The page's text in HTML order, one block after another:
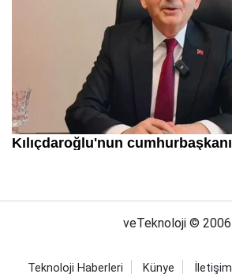
veTeknoloji © 2006
Teknoloji Haberleri Künye İletişim